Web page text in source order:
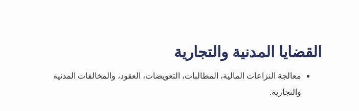
القضايا المدنية والتجارية
معالجة النزاعات المالية، المطالبات، التعويضات، العقود، والمخالفات المدنية
والتجارية.